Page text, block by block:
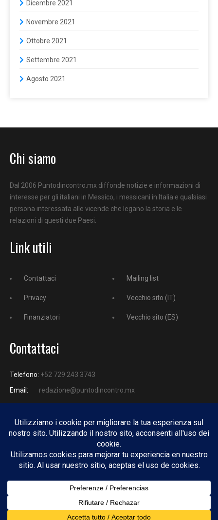
Dicembre 2021
Novembre 2021
Ottobre 2021
Settembre 2021
Agosto 2021
Chi siamo
Dal 2006 Puntodincontro.mx diffonde notizie e informazioni di
interesse per gli italiani in Messico, i messicani in Italia e qualsiasi
persona interessata alle vicende che legano la storia e le
relazioni di questi due Paesi.
Link utili
Contattaci
Privacy
Finanziatori
Mailing list
Vecchio sito (IT)
Vecchio sito (ES)
Contattaci
Telefono: +52 729 243 3743
Email:
redazione@puntodincontro.mx
PUNTODINCONTRO
Copyright © 2025 Puntodincontro